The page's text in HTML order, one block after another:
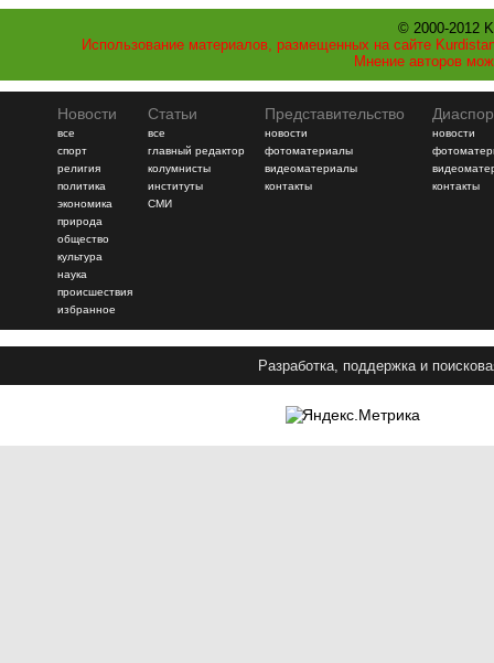
© 2000-2012
Использование материалов, размещенных на сайте
Мнение авторов
Новости
все
спорт
религия
политика
экономика
природа
общество
культура
наука
происшествия
избранное
Статьи
все
главный редактор
колумнисты
институты
СМИ
Представительство
новости
фотоматериалы
видеоматериалы
контакты
новости
контакты
Разработка, поддержка и